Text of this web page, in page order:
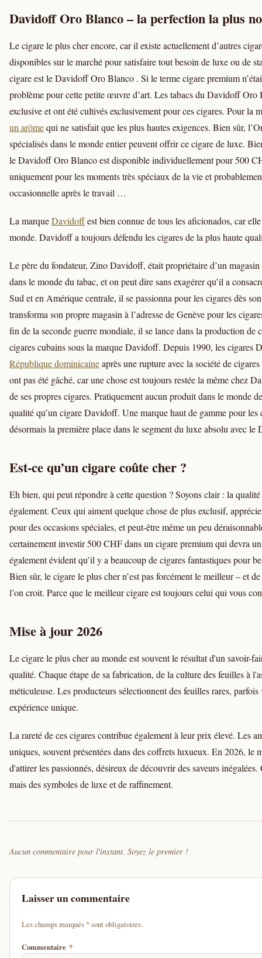
Davidoff Oro Blanco – la perfection la plus
Le cigare le plus cher encore, car il existe actuellement d’autres
disponibles sur le marché pour satisfaire tout besoin de luxe ou de
cigare est le Davidoff Oro Blanco . Si le terme cigare premium
problème pour cette petite œuvre d’art. Les tabacs du Davidoff Oro
exclusive et ont été cultivés exclusivement pour ces cigares. Pour la
un arômequi ne satisfait que les plus hautes exigences. Bien sûr,
spécialisés dans le monde entier peuvent offrir ce cigare de luxe.
le Davidoff Oro Blanco est disponible individuellement pour 500
uniquement pour les moments très spéciaux de la vie et
occasionnelle après le travail …
La marqueDavidoffest bien connue de tous les aficionados, car
monde. Davidoff a toujours défendu les cigares de la plus haute
Le père du fondateur, Zino Davidoff, était propriétaire d’un
dans le monde du tabac, et on peut dire sans exagérer qu’il a
Sud et en Amérique centrale, il se passionna pour les cigares dès
transforma son propre magasin à l’adresse de Genève pour les
fin de la seconde guerre mondiale, il se lance dans la production
cigares cubains sous la marque Davidoff. Depuis 1990, les cigares
République dominicaineaprès une rupture avec la société de
ont pas été gâché, car une chose est toujours restée la même chez
de ses propres cigares. Pratiquement aucun produit dans le monde
qualité qu’un cigare Davidoff. Une marque haut de gamme pour
désormais la première place dans le segment du luxe absolu avec
Est-ce qu’un cigare coûte cher ?
Eh bien, qui peut répondre à cette question ? Soyons clair : la
également. Ceux qui aiment quelque chose de plus exclusif,
pour des occasions spéciales, et peut-être même un peu
certainement investir 500 CHF dans un cigare premium qui devra
également évident qu’il y a beaucoup de cigares fantastiques pour
Bien sûr, le cigare le plus cher n’est pas forcément le meilleur – et
l’on croit. Parce que le meilleur cigare est toujours celui qui vous
Mise à jour 2026
Le cigare le plus cher au monde est souvent le résultat d'un savoir-
qualité. Chaque étape de sa fabrication, de la culture des feuilles à
méticuleuse. Les producteurs sélectionnent des feuilles rares,
expérience unique.
La rareté de ces cigares contribue également à leur prix élevé. Les
uniques, souvent présentées dans des coffrets luxueux. En 2026, le
d'attirer les passionnés, désireux de découvrir des saveurs
mais des symboles de luxe et de raffinement.
Aucun commentaire pour l'instant. Soyez le premier !
Laisser un commentaire
Les champs marqués *d'un astérisque
sont obligatoires.
Commentaire *